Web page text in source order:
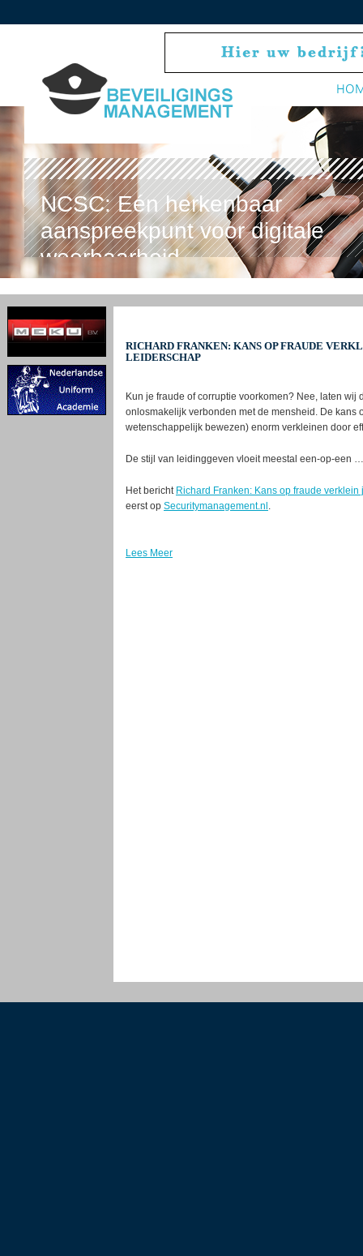
NCSC: Eén herkenbaar
aanspreekpunt voor digitale
weerbaarheid
RICHARD FRANKEN: KANS OP FRAUDE
LEIDERSCHAP
Kun je fraude of corruptie voorkomen? Nee, laten wij
onlosmakelijk verbonden met de mensheid. De kans
wetenschappelijk bewezen) enorm verkleinen door
De stijl van leidinggeven vloeit meestal een-op-een …
Het bericht Richard Franken: Kans op fraude
eerst op Securitymanagement.nl .
Lees Meer